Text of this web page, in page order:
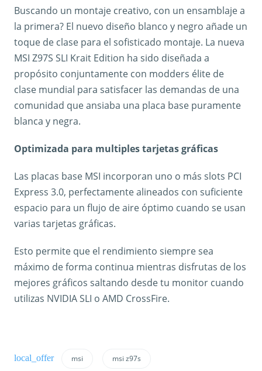
Buscando un montaje creativo, con un ensamblaje a
la primera? El nuevo diseño blanco y negro añade un
toque de clase para el sofisticado montaje. La nueva
MSI Z97S SLI Krait Edition ha sido diseñada a
propósito conjuntamente con modders élite de
clase mundial para satisfacer las demandas de una
comunidad que ansiaba una placa base puramente
blanca y negra.
Optimizada para multiples tarjetas gráficas
Las placas base MSI incorporan uno o más slots PCI
Express 3.0, perfectamente alineados con suficiente
espacio para un flujo de aire óptimo cuando se usan
varias tarjetas gráficas.
Esto permite que el rendimiento siempre sea
máximo de forma continua mientras disfrutas de los
mejores gráficos saltando desde tu monitor cuando
utilizas NVIDIA SLI o AMD CrossFire.
msi msi z97s